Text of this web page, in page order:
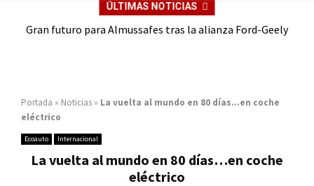
ÚLTIMAS NOTICIAS
Gran futuro para Almussafes tras la alianza Ford-Geely
Portada » Noticias » La vuelta al mundo en 80 días…en coche
eléctrico
Ecoauto Internacional
La vuelta al mundo en 80 días…en coche
eléctrico